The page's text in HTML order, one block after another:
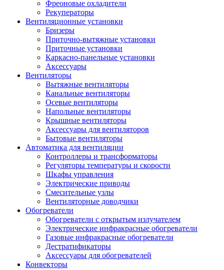
Фреоновые охладители
Рекуператоры
Вентиляционные установки
Бризеры
Приточно-вытяжные установки
Приточные установки
Каркасно-панельные установки
Аксессуары
Вентиляторы
Вытяжные вентиляторы
Канальные вентиляторы
Осевые вентиляторы
Напольные вентиляторы
Крышные вентиляторы
Аксессуары для вентиляторов
Бытовые вентиляторы
Автоматика для вентиляции
Контроллеры и трансформаторы
Регуляторы температуры и скорости
Шкафы управления
Электрические приводы
Смесительные узлы
Вентиляторные доводчики
Обогреватели
Обогреватели с открытым излучателем
Электрические инфракрасные обогреватели
Газовые инфракрасные обогреватели
Дестратификаторы
Аксессуары для обогревателей
Конвекторы